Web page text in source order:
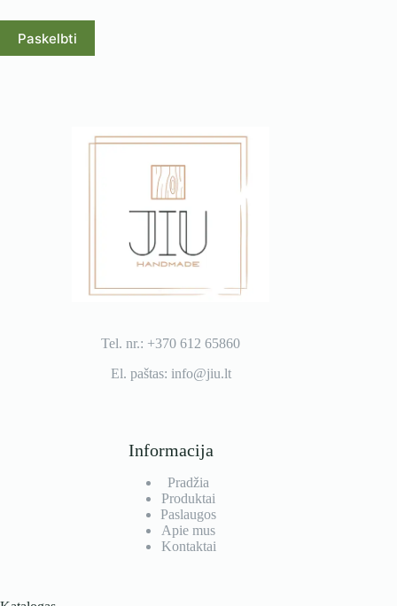
Paskelbti
Tel. nr.: +370 612 65860
El. paštas: info@jiu.lt
Informacija
Pradžia
Produktai
Paslaugos
Apie mus
Kontaktai